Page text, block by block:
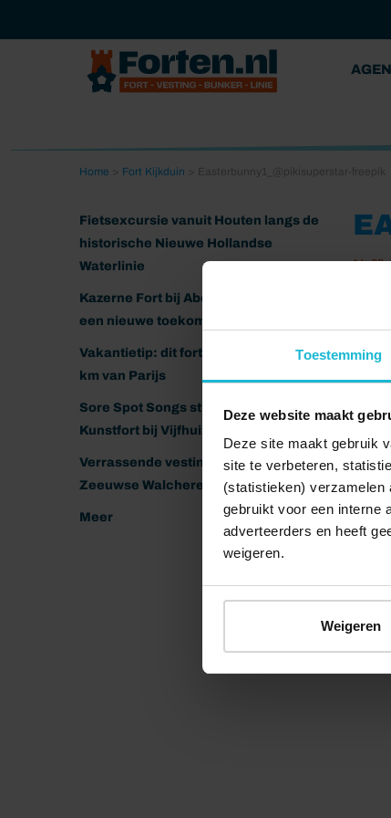
Toestemming
Deze website maakt
Deze site maakt gebruik
site te verbeteren,
(statistieken) verzamelen
gebruikt voor een interne
adverteerders en heeft
weigeren.
Weigeren
Home Fort Kijkduin
Fietsexcursie vanuit Houten langs de
historische Nieuwe Hollandse
Waterlinie
Kazerne Fort bij Abcoude klaar voor
een nieuwe toekomst
Vakantietip: dit fort ligt nog geen 20
km van Parijs
Sore Spot Songs strijkt neer op het
Kunstfort bij Vijfhuizen
Verrassende vestingen van het
Zeeuwse Walcheren
Meer
14-03-
© 2026 Stichting Forten Nederland